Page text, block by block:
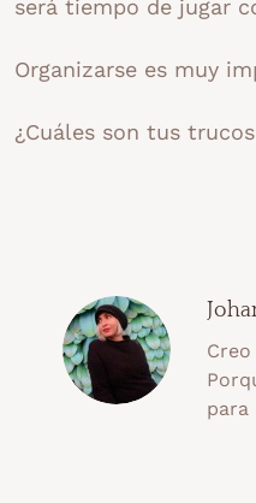
será tiempo de jugar
Organizarse es muy
¿Cuáles son tus
para